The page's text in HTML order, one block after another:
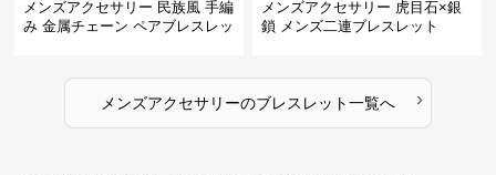
メンズアクセサリー 民族風 手編
み 金属チェーン ペアブレスレッ
メンズアクセサリー 虎目石×銀
鎖 メンズ二連ブレスレット
メンズアクセサリーのブレスレット一覧へ ›